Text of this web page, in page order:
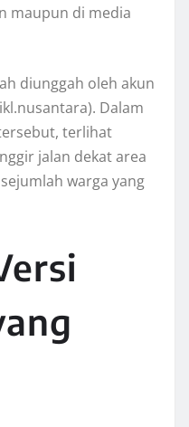
maupun di media
diunggah oleh akun
Dalam
terlihat
jalan dekat area
warga yang